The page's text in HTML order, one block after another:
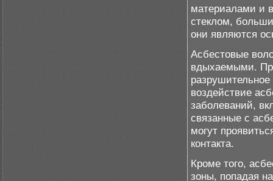
материалами и
стеклом,
они являются
Асбестовые
вдыхаемыми.
воздействие
заболеваний,
связанные с
могут
контакта.
Кроме того,
зоны, попадая